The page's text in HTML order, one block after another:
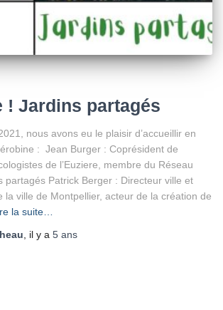
! Jardins partagés
nous avons eu le plaisir d’accueillir en
: Jean Burger : Coprésident de
de l’Euziere, membre du Réseau
partagés Patrick Berger : Directeur ville et
la ville de Montpellier, acteur de la création de
la suite…
, il y a 5 ans